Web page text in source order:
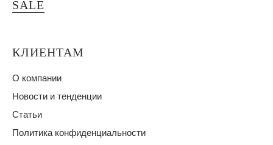
SALE
КЛИЕНТАМ
О компании
Новости и тенденции
Статьи
Политика конфиденциальности